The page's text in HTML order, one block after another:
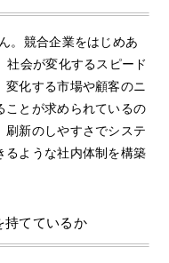
。競合企業をはじめあ
社会が変化するスピード
変化する市場や顧客のニ
ことが求められているの
刷新のしやすさでシステ
るような社内体制を構築
持てているか